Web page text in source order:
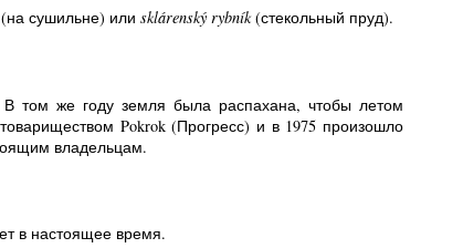
(на сушильне) или sklárenský rybník(стекольный пруд).
В том же году земля была распахана, чтобы летом
Pokrok (Прогресс) и в 1975 произошло
владельцам.
в настоящее время.